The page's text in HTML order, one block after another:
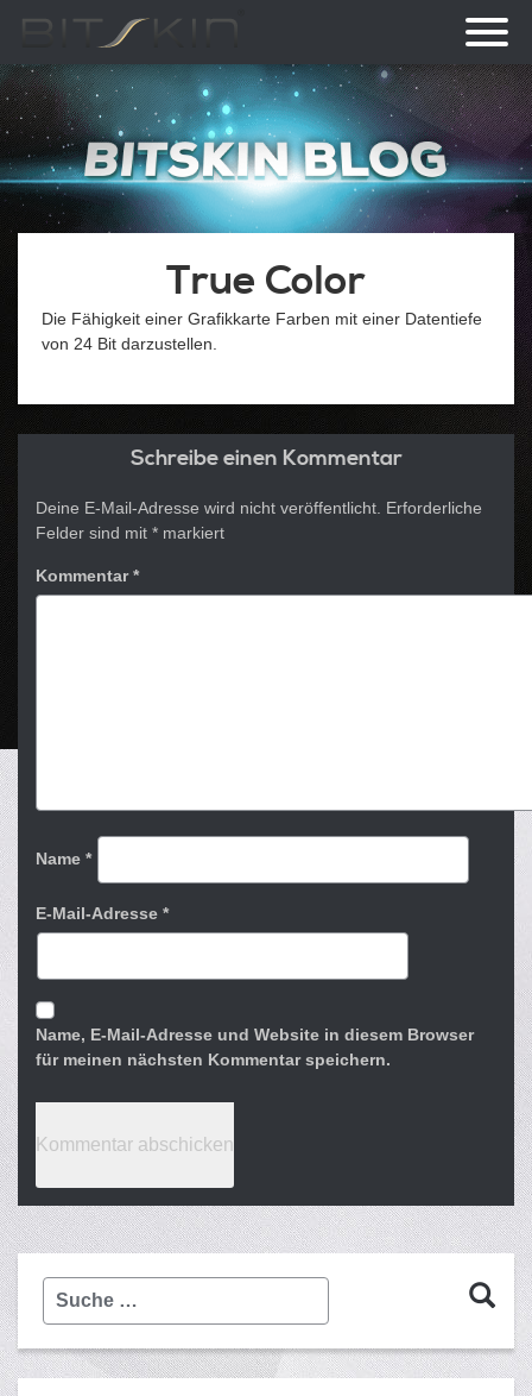
True Color
Die Fähigkeit einer Grafikkarte Farben mit einer Datentiefe
von 24 Bit darzustellen.
Schreibe einen Kommentar
Deine E-Mail-Adresse wird nicht veröffentlicht. Erforderliche
Felder sind mit * markiert
Kommentar*
Name *
E-Mail-Adresse *
Name, E-Mail-Adresse und Website in diesem Browser
für meinen nächsten Kommentar speichern.
Suche